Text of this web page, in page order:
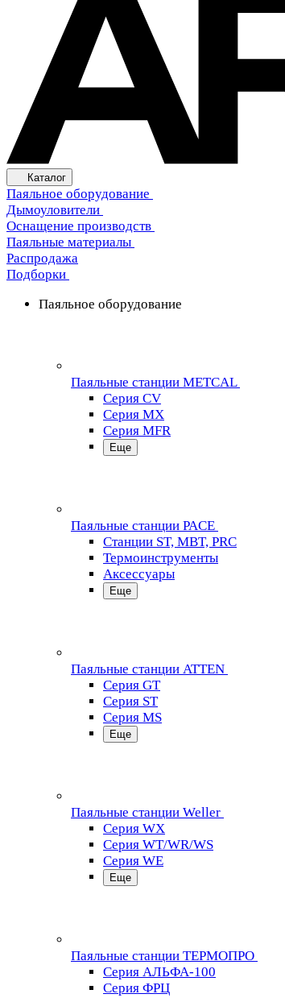
Каталог
Паяльное оборудование
Дымоуловители
Оснащение производств
Паяльные материалы
Распродажа
Подборки
Паяльное оборудование
Паяльные станции METCAL
Серия CV
Серия MX
Серия MFR
Еще
Паяльные станции PACE
Станции ST, MBT, PRC
Термоинструменты
Аксессуары
Еще
Паяльные станции ATTEN
Серия GT
Серия ST
Серия MS
Еще
Паяльные станции Weller
Серия WX
Серия WT/WR/WS
Серия WE
Еще
Паяльные станции ТЕРМОПРО
Серия АЛЬФА-100
Серия ФРЦ